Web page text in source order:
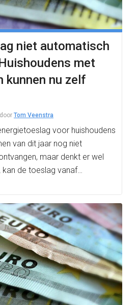
niet automatisch
met
kunnen nu zelf
door Tom Veenstra
voor huishoudens
van dit jaar nog niet
maar denkt er wel
kan de toeslag vanaf…